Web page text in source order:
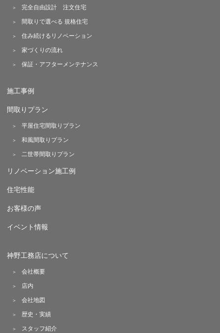
完全自由設計 注文住宅
間取りで選べる 規格住宅
住み続けるリノベーション
家づくりの流れ
保証・アフターメンテナンス
施工事例
間取りプラン
平屋住宅間取りプラン
和風間取りプラン
二世帯間取りプラン
リノベーション施工例
住宅性能
お客様の声
イベント情報
神野工務店について
会社概要
店内
会社地図
歴史・実績
スタッフ紹介